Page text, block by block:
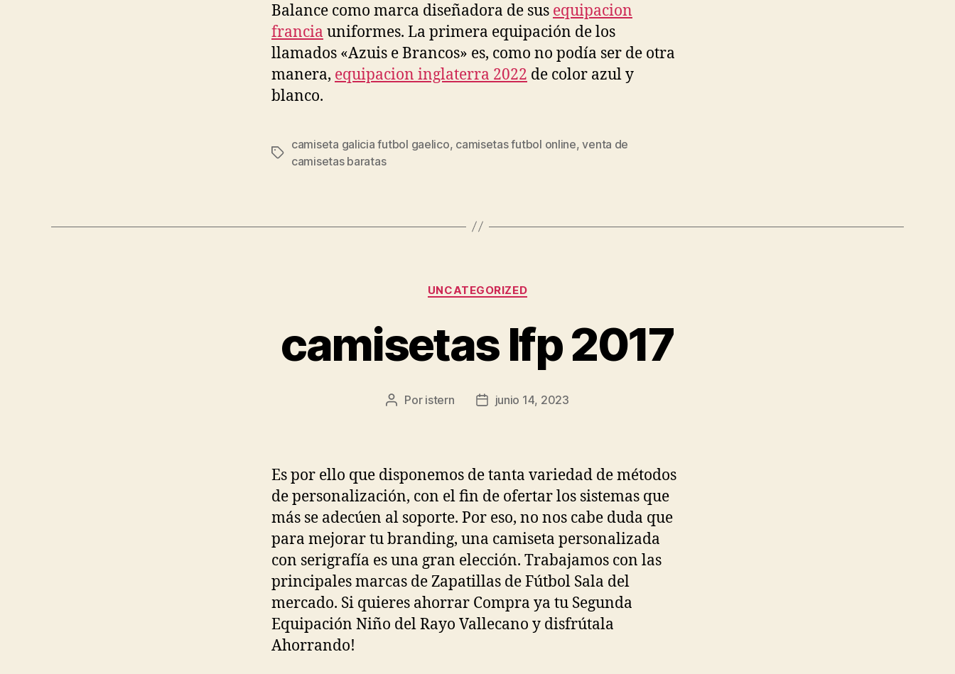
Balance como marca diseñadora de sus equipacion
francia uniformes. La primera equipación de los
llamados «Azuis e Brancos» es, como no podía ser de otra
manera, equipacion inglaterra 2022 de color azul y
blanco.
Etiquetas
camiseta galicia futbol gaelico, camisetas futbol online,venta de
camisetas baratas
Categorías
UNCATEGORIZED
camisetas lfp 2017
Autor
Por istern
Fechajunio 14, 2023
Es por ello que disponemos de tanta variedad de métodos
de personalización, con el fin de ofertar los sistemas que
más se adecúen al soporte. Por eso, no nos cabe duda que
para mejorar tu branding, una camiseta personalizada
con serigrafía es una gran elección. Trabajamos con las
principales marcas de Zapatillas de Fútbol Sala del
mercado. Si quieres ahorrar Compra ya tu Segunda
Equipación Niño del Rayo Vallecano y disfrútala
Ahorrando!